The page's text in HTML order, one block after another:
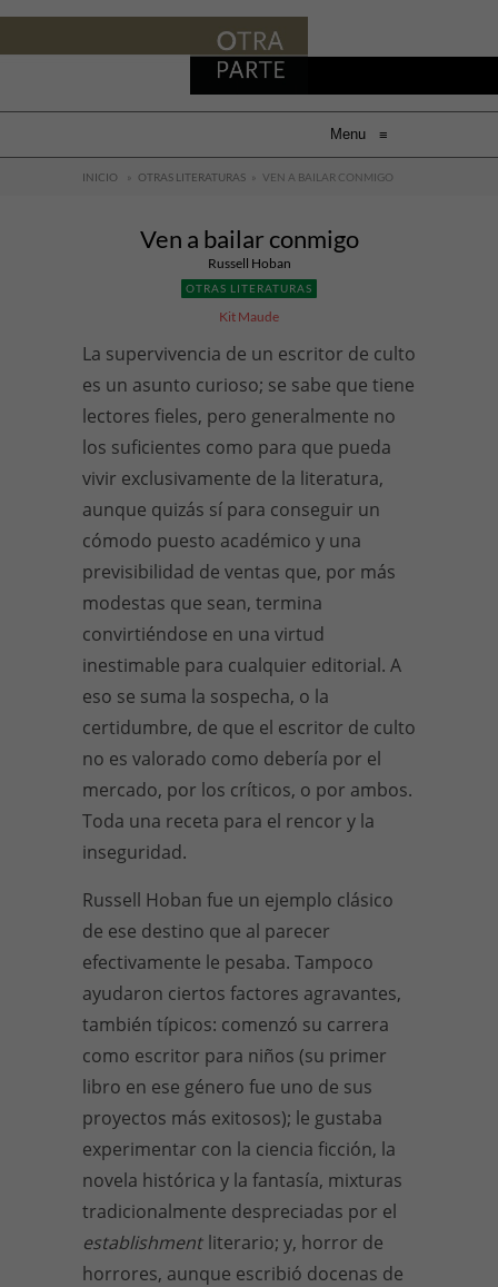
Menu ≡
INICIO » OTRAS LITERATURAS » VEN A BAILAR CONMIGO
Ven a bailar conmigo
Russell Hoban
OTRAS LITERATURAS
Kit Maude
La supervivencia de un escritor de culto
es un asunto curioso; se sabe que tiene
lectores fieles, pero generalmente no
los suficientes como para que pueda
vivir exclusivamente de la literatura,
aunque quizás sí para conseguir un
cómodo puesto académico y una
previsibilidad de ventas que, por más
modestas que sean, termina
convirtiéndose en una virtud
inestimable para cualquier editorial. A
eso se suma la sospecha, o la
certidumbre, de que el escritor de culto
no es valorado como debería por el
mercado, por los críticos, o por ambos.
Toda una receta para el rencor y la
inseguridad.
Russell Hoban fue un ejemplo clásico
de ese destino que al parecer
efectivamente le pesaba. Tampoco
ayudaron ciertos factores agravantes,
también típicos: comenzó su carrera
como escritor para niños (su primer
libro en ese género fue uno de sus
proyectos más exitosos); le gustaba
experimentar con la ciencia ficción, la
novela histórica y la fantasía, mixturas
tradicionalmente despreciadas por el
establishment literario; y, horror de
horrores, aunque escribió docenas de